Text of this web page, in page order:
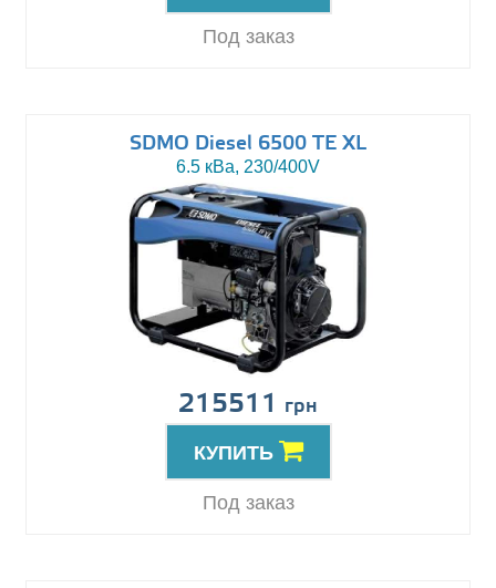
Под заказ
SDMO Diesel 6500 TE XL
6.5 кВа, 230/400V
215511 грн
КУПИТЬ
Под заказ